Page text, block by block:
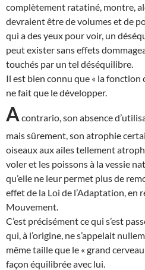
complètement ratatiné, montre,
devraient être de volumes et de
qui a des yeux pour voir, un
peut exister sans effets
touchés par un tel déséquilibre.
Il est bien connu que « la fonction
ne fait que le développer.
A contrario, son absence
mais sûrement, son atrophie
oiseaux aux ailes tellement
voler et les poissons à la vessie
qu’elle ne leur permet plus de
effet de la Loi de l’Adaptation, en
Mouvement.
C’est précisément ce qui s’est
qui, à l’origine, ne s’appelait
même taille que le « grand
façon équilibrée avec lui.